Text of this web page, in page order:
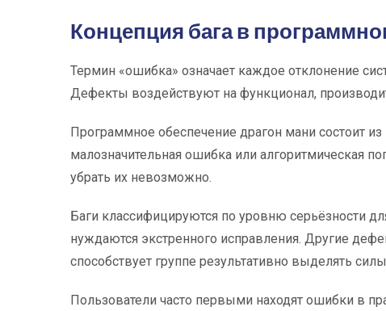
Концепция бага в
Термин «ошибка» означает каждое отклонение
Дефекты воздействуют на функционал,
Программное обеспечение драгон мани состоит
малозначительная ошибка или алгоритмическая
убрать их невозможно.
Баги классифицируются по уровню серьёзности
нуждаются экстренного исправления. Другие
способствует группе результативно выделять
Пользователи часто первыми находят ошибки в